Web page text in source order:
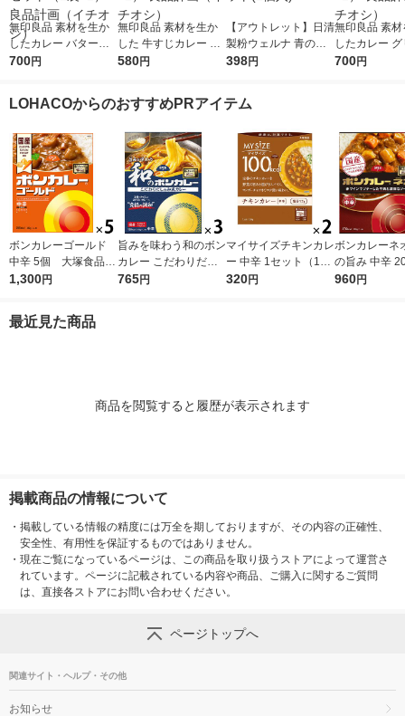
無印良品 素材を生か
したカレー バターチ
キン 180g（1人前） 1
700円
無印良品 素材を生か
した 牛すじカレー 18
0g（1人前） 1セット
580円
【アウトレット】日清
製粉ウェルナ 青の洞
窟 ボロネーゼ140g
398円
無印良品 素材
したカレー
180g（1人前
700円
LOHACOからのおすすめPRアイテム
ボンカレーゴールド
中辛 5個 大塚食品
レンジ対応
1,300円
旨みを味わう和のボン
カレー こだわりだし
の和風カレー 中辛
765円
マイサイズチキンカレ
ー 中辛 1セット（1個
（100g）×2） 100k
320円
ボンカレーネ
の旨み 中辛
ット（1個×3
960円
最近見た商品
商品を閲覧すると履歴が表示されます
掲載商品の情報について
・ 掲載している情報の精度には万全を期しておりますが、その内容の正確性、
安全性、有用性を保証するものではありません。
・ 現在ご覧になっているページは、この商品を取り扱うストアによって運営さ
れています。ページに記載されている内容や商品、ご購入に関するご質問
は、直接各ストアにお問い合わせください。
ページトップへ
関連サイト・ヘルプ・その他
お知らせ